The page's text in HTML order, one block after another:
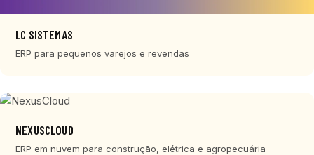
LC SISTEMAS
ERP para pequenos varejos e revendas
NEXUSCLOUD
ERP em nuvem para construção, elétrica e agropecuária